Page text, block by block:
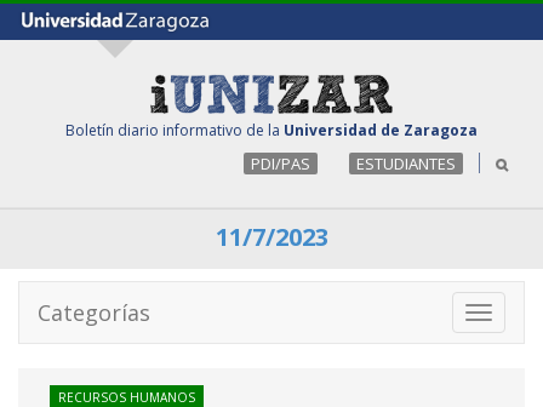
Boletín diario informativo de la Universidad de Zaragoza
PDI/PAS ESTUDIANTES
11/7/2023
Toggle
Categorías
RECURSOS HUMANOS